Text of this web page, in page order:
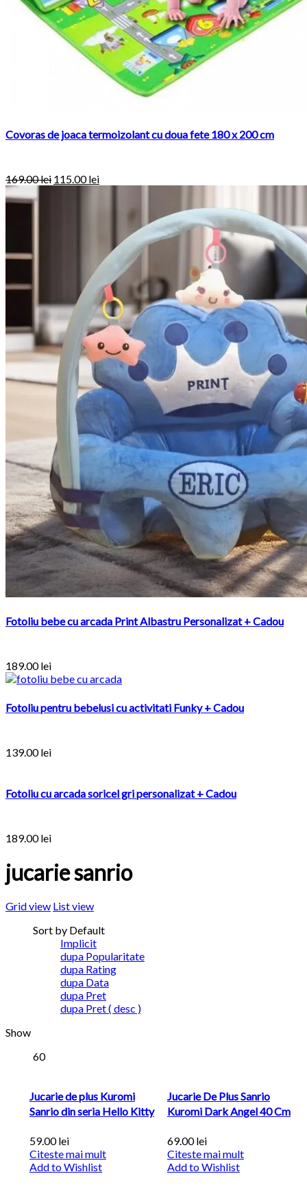
Covoras de joaca termoizolant cu doua fete 180 x 200 cm
169.00lei 115.00lei
Fotoliu bebe cu arcada Print Albastru Personalizat + Cadou
189.00lei
Fotoliu pentru bebelusi cu activitati Funky + Cadou
139.00lei
Fotoliu cu arcada soricel gri personalizat + Cadou
189.00lei
jucarie sanrio
Grid view List view
Sort by Default
Implicit
dupa Popularitate
dupa Rating
dupa Data
dupa Pret
dupa Pret ( desc )
Show
60
Jucarie de plus Kuromi
Sanrio din seria Hello Kitty
59.00lei
Citeste mai mult
Add to Wishlist
Jucarie De Plus Sanrio
Kuromi Dark Angel 40 Cm
69.00lei
Citeste mai mult
Add to Wishlist